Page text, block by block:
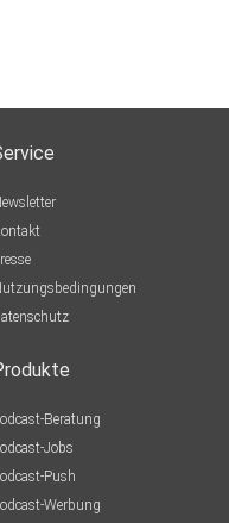
Beratung
Jobs
Push
Werbung